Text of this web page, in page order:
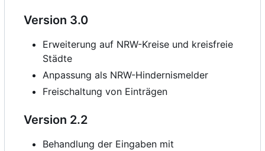
Version 3.0
Erweiterung auf NRW-Kreise und kreisfreie
Städte
Anpassung als NRW-Hindernismelder
Freischaltung von Einträgen
Version 2.2
Behandlung der Eingaben mit